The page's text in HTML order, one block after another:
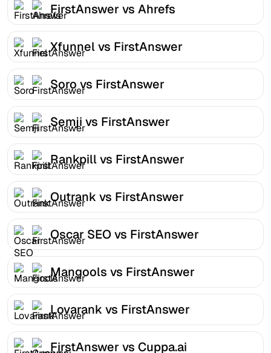
FirstAnswer vs Ahrefs
Xfunnel vs FirstAnswer
Soro vs FirstAnswer
Semji vs FirstAnswer
Rankpill vs FirstAnswer
Outrank vs FirstAnswer
Oscar SEO vs FirstAnswer
Mangools vs FirstAnswer
Lovarank vs FirstAnswer
FirstAnswer vs Cuppa.ai